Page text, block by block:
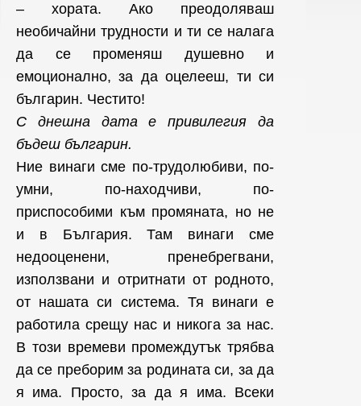
– хората. Ако преодоляваш
необичайни трудности и ти се налага
да се променяш душевно и
емоционално, за да оцелееш, ти си
българин. Честито!
С днешна дата е привилегия да
бъдеш българин.
Ние винаги сме по-трудолюбиви, по-
умни, по-находчиви, по-
приспособими към промяната, но не
и в България. Там винаги сме
недооценени, пренебрегвани,
използвани и отритнати от родното,
от нашата си система. Тя винаги е
работила срещу нас и никога за нас.
В този времеви промеждутък трябва
да се преборим за родината си, за да
я има. Просто, за да я има. Всеки